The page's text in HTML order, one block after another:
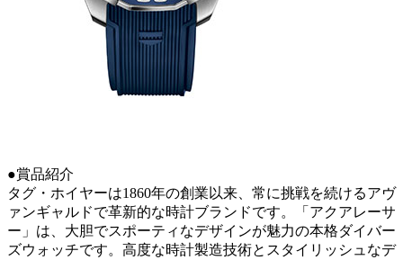
●賞品紹介
タグ・ホイヤーは1860年の創業以来、常に挑戦を続けるアヴ
ァンギャルドで革新的な時計ブランドです。「アクアレーサ
ー」は、大胆でスポーティなデザインが魅力の本格ダイバー
ズウォッチです。高度な時計製造技術とスタイリッシュなデ